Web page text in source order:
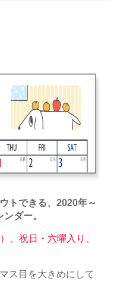
トできる、2020年～
ダー。
、祝日・六曜入り、
ス目を大きめにして